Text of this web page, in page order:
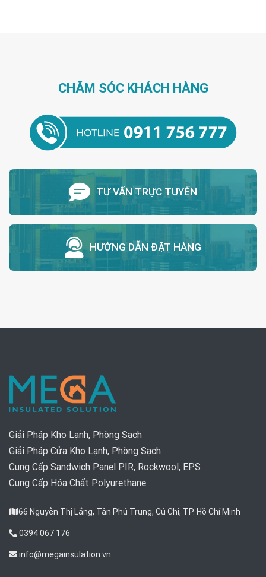
CHĂM SÓC KHÁCH HÀNG
TƯ VẤN TRỰC TUYẾN
HƯỚNG DẪN ĐẶT HÀNG
Giải Pháp Kho Lạnh, Phòng Sạch
Giải Pháp Cửa Kho Lạnh, Phòng Sạch
Cung Cấp Sandwich Panel PIR, Rockwool, EPS
Cung Cấp Hóa Chất Polyurethane
66 Nguyễn Thị Lắng, Tân Phú Trung, Củ Chi, TP. Hồ Chí Minh
0394 067 176
info@megainsulation.vn